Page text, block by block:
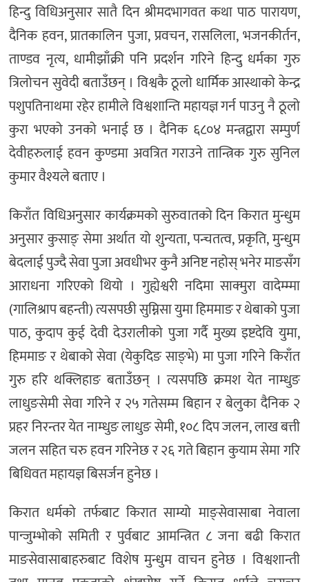
हिन्दु विधिअनुसार सातै दिन श्रीमदभागवत कथा पाठ पारायण,
दैनिक हवन, प्रातकालिन पुजा, प्रवचन, रासलिला, भजनकीर्तन,
ताण्डव नृत्य, धामीझाँक्री पनि प्रदर्शन गरिने हिन्दु धर्मका गुरु
त्रिलोचन सुवेदी बताउँछन् । विश्वकै ठूलो धार्मिक आस्थाको केन्द्र
पशुपतिनाथमा रहेर हामीले विश्वशान्ति महायज्ञ गर्न पाउनु नै ठूलो
कुरा भएको उनको भनाई छ । दैनिक ६८०४ मन्त्रद्वारा सम्पुर्ण
देवीहरुलाई हवन कुण्डमा अवत्रित गराउने तान्त्रिक गुरु सुनिल
कुमार वैश्यले बताए ।
किराँत विधिअनुसार कार्यक्रमको सुरुवातको दिन किरात मुन्धुम
अनुसार कुसाङ् सेमा अर्थात यो शुन्यता, पन्चतत्व, प्रकृति, मुन्धुम
बेदलाई पुज्दै सेवा पुजा अवधीभर कुनै अनिष्ट नहोस् भनेर माङसँग
आराधना गरिएको थियो । गुह्येश्वरी नदिमा साक्मुरा वादेम्म्मा
(गालिश्राप बहन्ती) त्यसपछी सुम्निसा युमा हिममाङ र थेबाको पुजा
पाठ, कुदाप कुई देवी देउरालीको पुजा गर्दै मुख्य इष्टदेवि युमा,
हिममाङ र थेबाको सेवा (येकुदिङ साङ्भे) मा पुजा गरिने किराँत
गुरु हरि थक्लिहाङ बताउँछन् । त्यसपछि क्रमश येत नाम्धुङ
लाधुङसेमी सेवा गरिने र २५ गतेसम्म बिहान र बेलुका दैनिक २
प्रहर निरन्तर येत नाम्धुङ लाधुङ सेमी, १०८ दिप जलन, लाख बत्ती
जलन सहित चरु हवन गरिनेछ र २६ गते बिहान कुयाम सेमा गरि
बिधिवत महायज्ञ बिसर्जन हुनेछ ।
किरात धर्मको तर्फबाट किरात साम्यो माङ्सेवासाबा नेवाला
पान्जुम्भोको समिती र पुर्वबाट आमन्त्रित ८ जना बढी किरात
माङसेवासाबाहरुबाट विशेष मुन्धुम वाचन हुनेछ । विश्वशान्ती